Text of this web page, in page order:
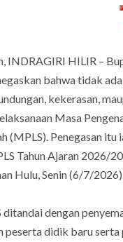
INDRAGIRI HILIR –
bahwa tidak
kekerasan,
Masa
(MPLS). Penegasan itu
Tahun Ajaran 2026/
Hulu, Senin (6/7/
ditandai dengan
peserta didik baru serta